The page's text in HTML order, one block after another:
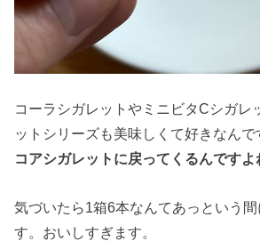
コーラシガレットやミニビタCシガレ
ットシリーズも美味しくて好きなんで
コアシガレットに戻ってくるんですよ
気づいたら1箱6本なんてあっという
す。おいしすぎます。